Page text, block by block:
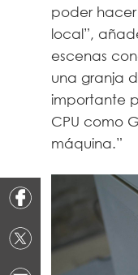
poder
local”,
escenas
una granja
importante
CPU como
máquina.”